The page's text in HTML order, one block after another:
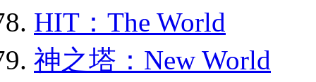
HIT：The World
神之塔：New World